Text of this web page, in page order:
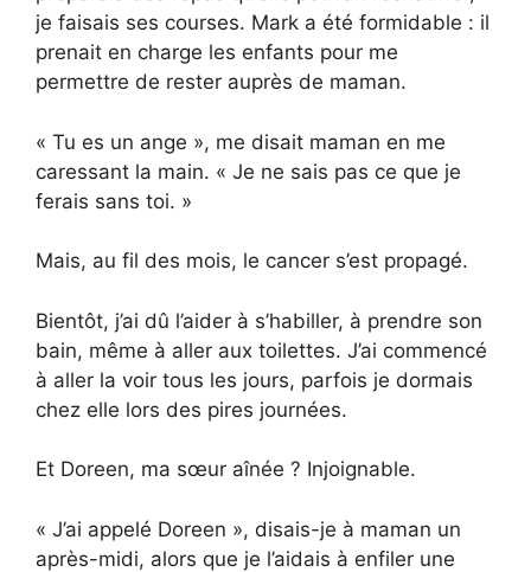
je faisais ses courses. Mark a été formidable : il
prenait en charge les enfants pour me
permettre de rester auprès de maman.
« Tu es un ange », me disait maman en me
caressant la main. « Je ne sais pas ce que je
ferais sans toi. »
Mais, au fil des mois, le cancer s’est propagé.
Bientôt, j’ai dû l’aider à s’habiller, à prendre son
bain, même à aller aux toilettes. J’ai commencé
à aller la voir tous les jours, parfois je dormais
chez elle lors des pires journées.
Et Doreen, ma sœur aînée ? Injoignable.
« J’ai appelé Doreen », disais-je à maman un
après-midi, alors que je l’aidais à enfiler une